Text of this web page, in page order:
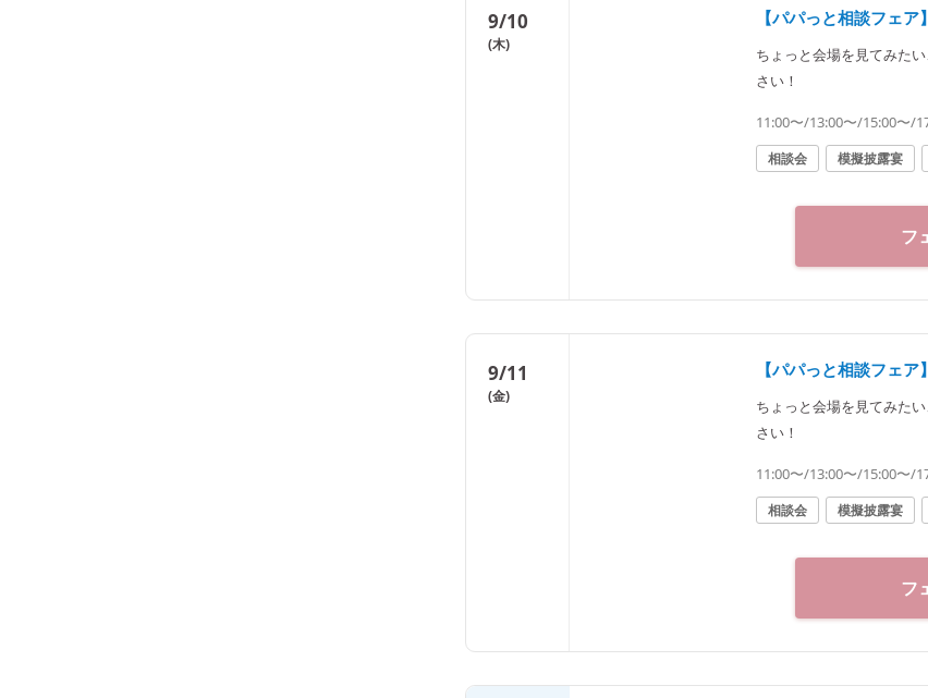
9/10
(木)
【パパっと相談フェ
ちょっと会場を見てみた
さい！
11:00〜/13:00〜/15:00〜/
相談会 模擬披露宴
フ
9/11
(金)
【パパっと相談フェ
ちょっと会場を見てみた
さい！
11:00〜/13:00〜/15:00〜/
相談会 模擬披露宴
フ